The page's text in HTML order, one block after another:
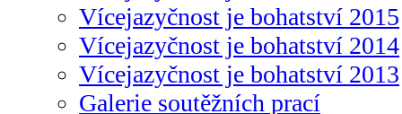
Vícejazyčnost je bohatství 2015
Vícejazyčnost je bohatství 2014
Vícejazyčnost je bohatství 2013
Galerie soutěžních prací